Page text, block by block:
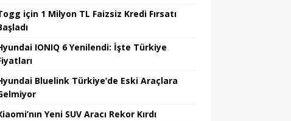
için 1 Milyon TL Faizsiz Kredi Fırsatı
IONIQ 6 Yenilendi: İşte Türkiye
Bluelink Türkiye’de Eski Araçlara
Yeni SUV Aracı Rekor Kırdı